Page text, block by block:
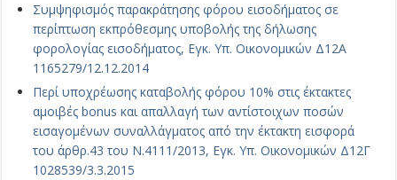
Συμψηφισμός παρακράτησης φόρου εισοδήματος σε
περίπτωση εκπρόθεσμης υποβολής της δήλωσης
φορολογίας εισοδήματος, Εγκ. Υπ. Οικονομικών Δ12Α
1165279/12.12.2014
Περί υποχρέωσης καταβολής φόρου 10% στις έκτακτες
αμοιβές bonus και απαλλαγή των αντίστοιχων ποσών
εισαγομένων συναλλάγματος από την έκτακτη εισφορά
του άρθρ.43 του Ν.4111/2013, Εγκ. Υπ. Οικονομικών Δ12Γ
1028539/3.3.2015